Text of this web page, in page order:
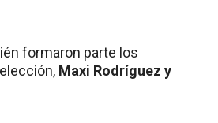
formaron parte los
Maxi Rodríguez y